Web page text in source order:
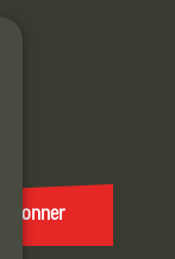
Abonner